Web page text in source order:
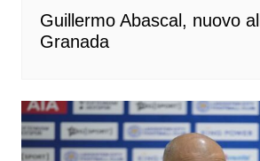
Guillermo Abascal, nuovo
Granada